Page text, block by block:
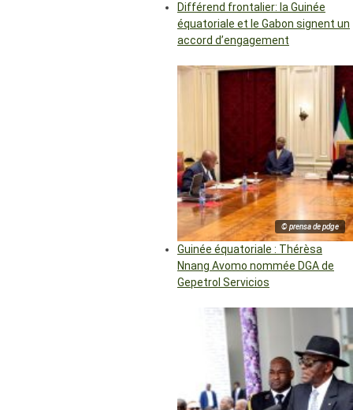
Différend frontalier: la Guinée
équatoriale et le Gabon signent un
accord d’engagement
© prensa de pdge
Guinée équatoriale : Thérèsa
Nnang Avomo nommée DGA de
Gepetrol Servicios